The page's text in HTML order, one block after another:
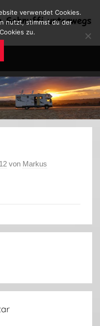
von Markus
verwendet Cookies.
nutzt, stimmst du der
zu.